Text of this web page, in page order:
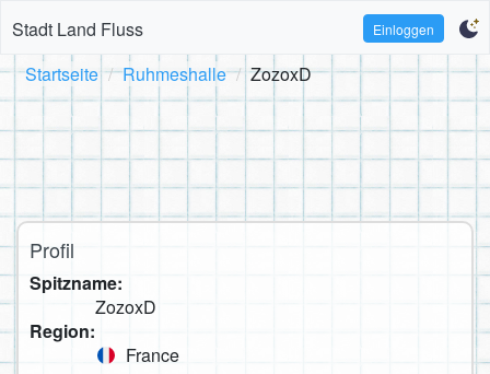
Stadt Land Fluss Einloggen
Startseite Ruhmeshalle ZozoxD
Profil
Spitzname:
ZozoxD
Region:
France